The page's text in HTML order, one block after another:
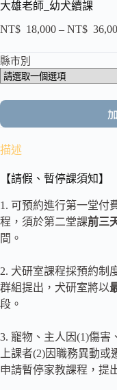
大雄老師_幼犬續課
NT$ 18,000 – NT$
縣市別
描述
【請假、暫停課須知】
1. 可預約進行第一堂付
程，須於第二堂課前三
間。
2. 犬研室課程採預約制
群組提出，犬研室將以
段。
3. 寵物、主人因(1)傷害
上課者(2)因職務異動
申請暫停家教課程，提